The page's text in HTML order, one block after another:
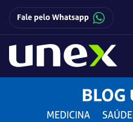
Fale pelo Whatsapp
MEDICINA SAÚDE